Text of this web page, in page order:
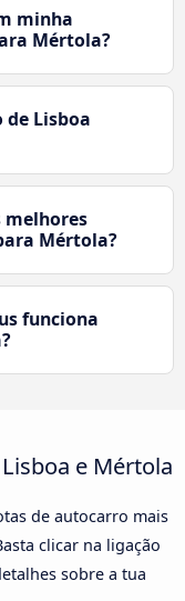
minha
Mértola?
Lisboa
melhores
Mértola?
funciona
e Mértola
de autocarro mais
clicar na ligação
sobre a tua